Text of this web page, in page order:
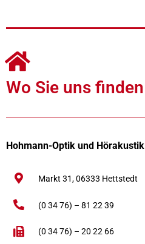
Wo Sie uns finden
Hohmann-Optik und Hörakustik
Markt 31,06333 Hettstedt
(0 34 76) – 81 22 39
(0 34 76) – 20 22 66